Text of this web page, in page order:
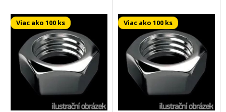
Viac ako 100 ks Viac ako 100 ks